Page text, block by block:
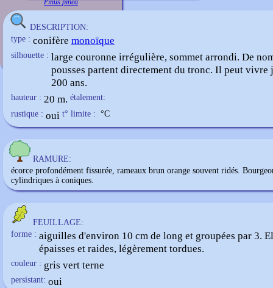
Pinus pinea
DESCRIPTION:
type : conifère monoïque
silhouette : large couronne irrégulière, sommet arrondi. De
pousses partent directement du tronc. Il peut vivre
200 ans.
hauteur : 20 m. étalement:
rustique : oui t° limite : °C
RAMURE:
écorce profondément fissurée, rameaux brun orange souvent ridés.
cylindriques à coniques.
FEUILLAGE:
forme : aiguilles d'environ 10 cm de long et groupées par 3.
épaisses et raides, légèrement tordues.
couleur : gris vert terne
persistant: oui